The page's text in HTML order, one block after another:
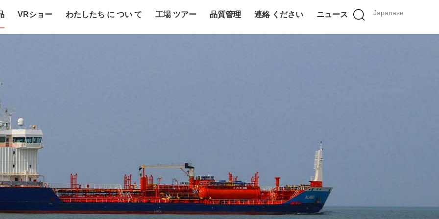
Japanese
VRショー わたしたち に つい て 工場 ツアー 品質管理 連絡 ください ニュース